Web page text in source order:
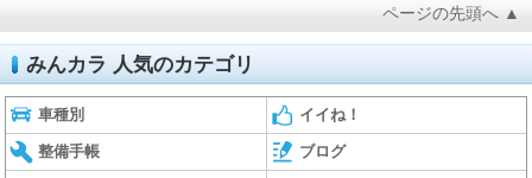
ページの先頭へ ▲
みんカラ 人気のカテゴリ
車種別 イイね！
整備手帳 ブログ